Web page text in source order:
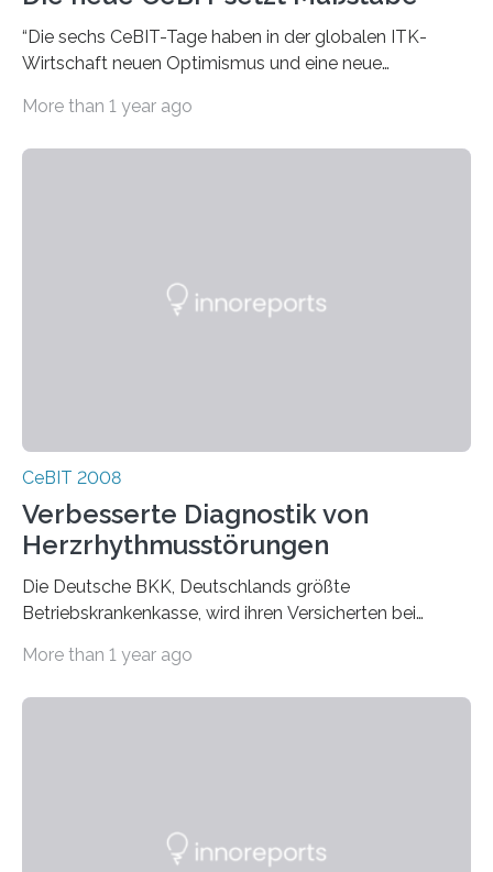
“Die sechs CeBIT-Tage haben in der globalen ITK-
Wirtschaft neuen Optimismus und eine neue
der CeBIT 2008…
More than 1 year ago
CeBIT 2008
Verbesserte Diagnostik von
Herzrhythmusstörungen
Die Deutsche BKK, Deutschlands größte
Betriebskrankenkasse, wird ihren Versicherten bei
telemedizinische…
More than 1 year ago